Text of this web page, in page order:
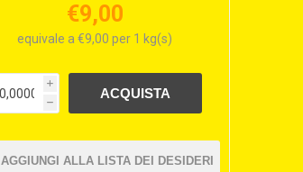
€9,00
equivale a €9,00 per 1 kg(s)
i
h
AGGIUNGI ALLA LISTA DEI DESIDERI